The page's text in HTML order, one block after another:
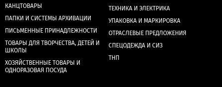
КАНЦТОВАРЫ
ПАПКИ И СИСТЕМЫ АРХИВАЦИИ
ПИСЬМЕННЫЕ ПРИНАДЛЕЖНОСТИ
ТОВАРЫ ДЛЯ ТВОРЧЕСТВА, ДЕТЕЙ И
ШКОЛЫ
ХОЗЯЙСТВЕННЫЕ ТОВАРЫ И
ОДНОРАЗОВАЯ ПОСУДА
ТЕХНИКА И ЭЛЕКТРИКА
УПАКОВКА И МАРКИРОВКА
ОТРАСЛЕВЫЕ ПРЕДЛОЖЕНИЯ
СПЕЦОДЕЖДА И СИЗ
ТНП